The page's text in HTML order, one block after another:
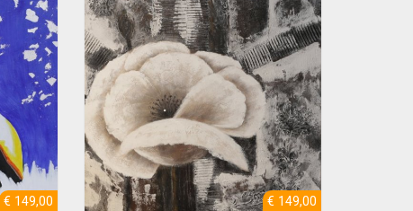
€ 149,00 € 149,00